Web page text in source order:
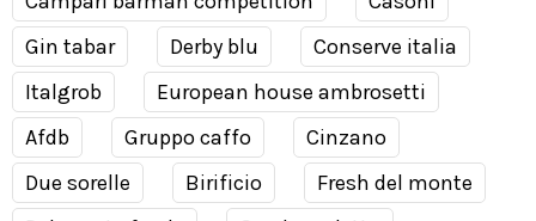
Gin tabar
Derby blu
Conserve italia
Italgrob
European house ambrosetti
Afdb
Gruppo caffo
Cinzano
Due sorelle
Birificio
Fresh del monte